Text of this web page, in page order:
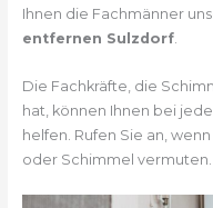
Ihnen die Fachmänner
entfernen Sulzdorf.
Die Fachkräfte, die
hat, können Ihnen bei
helfen. Rufen Sie an,
oder Schimmel vermuten.